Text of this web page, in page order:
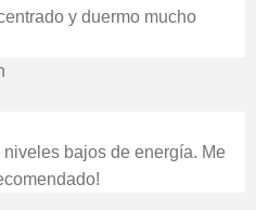
y duermo mucho
bajos de energía. Me